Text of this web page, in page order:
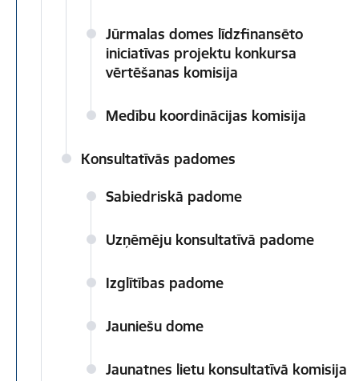
Jūrmalas domes līdzfinansēto
iniciatīvas projektu konkursa
vērtēšanas komisija
Medību koordinācijas komisija
Konsultatīvās padomes
Sabiedriskā padome
Uzņēmēju konsultatīvā padome
Izglītības padome
Jauniešu dome
Jaunatnes lietu konsultatīvā komisija